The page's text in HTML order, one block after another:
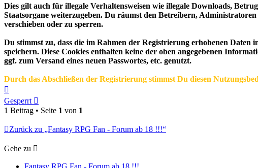
Dies gilt auch für illegale Verhaltensweisen wie illegale Downloads,
Staatsorgane weiterzugeben. Du räumst den Betreibern,
verschieben oder zu sperren.
Du stimmst zu, dass die im Rahmen der Registrierung erhobenen
speichern. Diese Cookies enthalten keine der oben angegebenen
ggf. zum Versand eines neuen Passwortes, etc. genutzt.
Durch das Abschließen der Registrierung stimmst Du diesen
oben
Gesperrt
1 Beitrag • Seite 1 von 1
Zurück zu „Fantasy RPG Fan - Forum ab 18 !!!“
Gehe zu